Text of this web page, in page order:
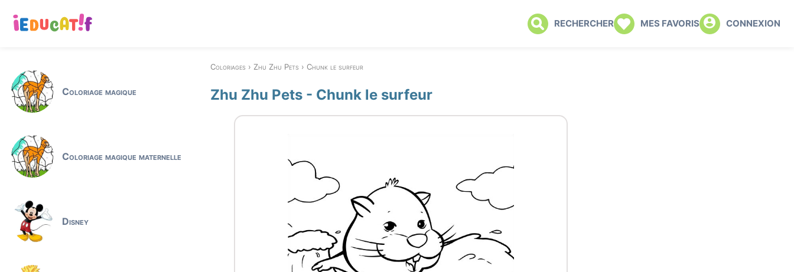
RECHERCHER MES FAVORIS CONNEXION
Coloriage magique
Coloriage magique maternelle
Disney
Coloriages Zhu Zhu Pets Chunk le surfeur
Zhu Zhu Pets - Chunk le surfeur